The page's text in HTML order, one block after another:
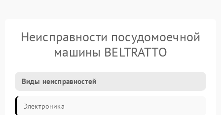
Неисправности посудомоечной
машины BELTRATTO
Виды неисправностей
Электроника